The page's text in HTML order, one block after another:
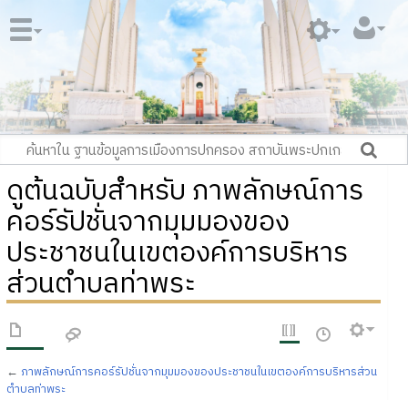
ดูต้นฉบับสำหรับ ภาพลักษณ์การ
คอร์รัปชั่นจากมุมมองของ
ประชาชนในเขตองค์การบริหาร
ส่วนตำบลท่าพระ
← ภาพลักษณ์การคอร์รัปชั่นจากมุมมองของประชาชนในเขตองค์การบริหารส่วน
ตำบลท่าพระ